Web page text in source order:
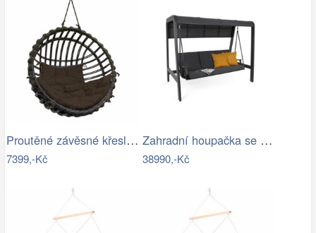
Proutěné závěsné křeslo Elis, hnědý rám…
7399,-Kč
Zahradní houpačka se stříškou GH434015
38990,-Kč